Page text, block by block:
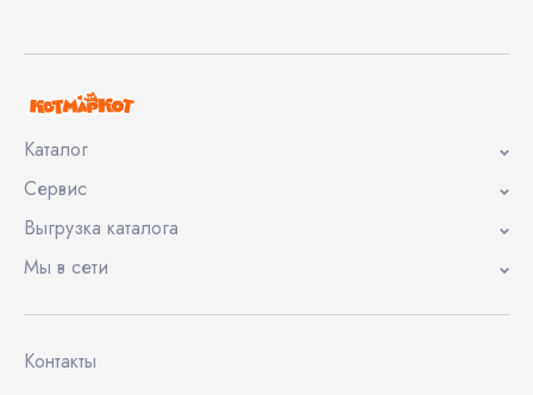
Каталог
Сервис
Выгрузка каталога
Мы в сети
Контакты